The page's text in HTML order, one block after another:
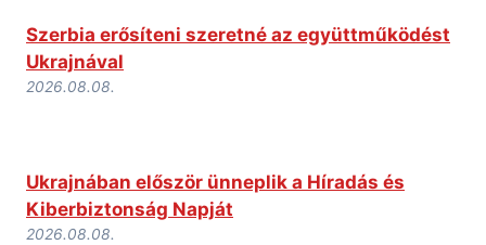
Szerbia erősíteni szeretné az együttműködést
Ukrajnával
2026.08.08.
Ukrajnában először ünneplik a Híradás és
Kiberbiztonság Napját
2026.08.08.